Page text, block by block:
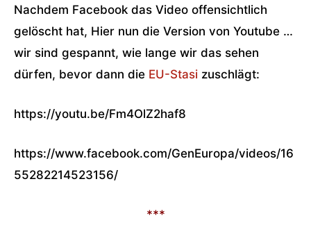
Nachdem Facebook das Video offensichtlich
gelöscht hat, Hier nun die Version von Youtube …
wir sind gespannt, wie lange wir das sehen
dürfen, bevor dann die EU-Stasi zuschlägt:
https://youtu.be/Fm4OlZ2haf8
https://www.facebook.com/GenEuropa/videos/16
55282214523156/
***